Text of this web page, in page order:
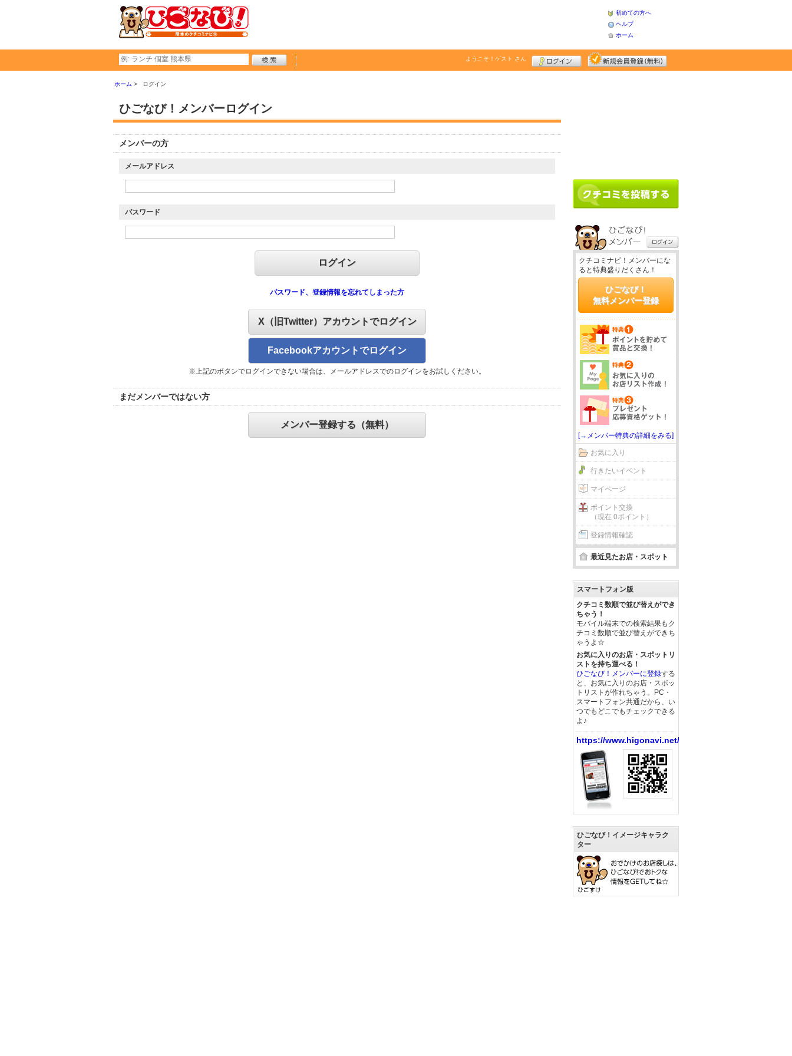
初めての方へ
ヘルプ
ホーム
ようこそ！ ゲスト さん
ホーム ログイン
ひごなび！メンバーログイン
メンバーの方
メールアドレス
パスワード
パスワード、登録情報を忘れてしまった方
X（旧Twitter）アカウントでログイン
Facebookアカウントでログイン
※上記のボタンでログインできない場合は、メールアドレスでのログインをお試しください。
まだメンバーではない方
メンバー登録する（無料）
クチコミナビ！メンバーにな
ると特典盛りだくさん！
ひごなび！
無料メンバー登録
[→メンバー特典の詳細をみる]
お気に入り
行きたいイベント
マイページ
ポイント交換
（現在 0ポイント）
登録情報確認
最近見たお店・スポット
スマートフォン版
クチコミ数順で並び替えができ
ちゃう！
モバイル端末での検索結果もク
チコミ数順で並び替えができち
ゃうよ☆
お気に入りのお店・スポットリ
ストを持ち運べる！
ひごなび！メンバーに登録する
と、お気に入りのお店・スポッ
トリストが作れちゃう。PC・
スマートフォン共通だから、い
つでもどこでもチェックできる
よ♪
https://www.higonavi.net/
ひごなび！イメージキャラク
ター